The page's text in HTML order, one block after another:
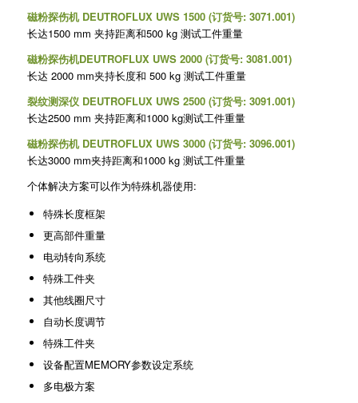
磁粉探伤机 DEUTROFLUX UWS 1500 (订货号: 3071.001)
长达1500 mm 夹持距离和500 kg 测试工件重量
磁粉探伤机DEUTROFLUX UWS 2000 (订货号: 3081.001)
长达 2000 mm夹持长度和 500 kg 测试工件重量
裂纹测深仪 DEUTROFLUX UWS 2500 (订货号: 3091.001)
长达2500 mm 夹持距离和1000 kg测试工件重量
磁粉探伤机 DEUTROFLUX UWS 3000 (订货号: 3096.001)
长达3000 mm夹持距离和1000 kg 测试工件重量
个体解决方案可以作为特殊机器使用:
特殊长度框架
更高部件重量
电动转向系统
特殊工件夹
其他线圈尺寸
自动长度调节
特殊工件夹
设备配置MEMORY参数设定系统
多电极方案